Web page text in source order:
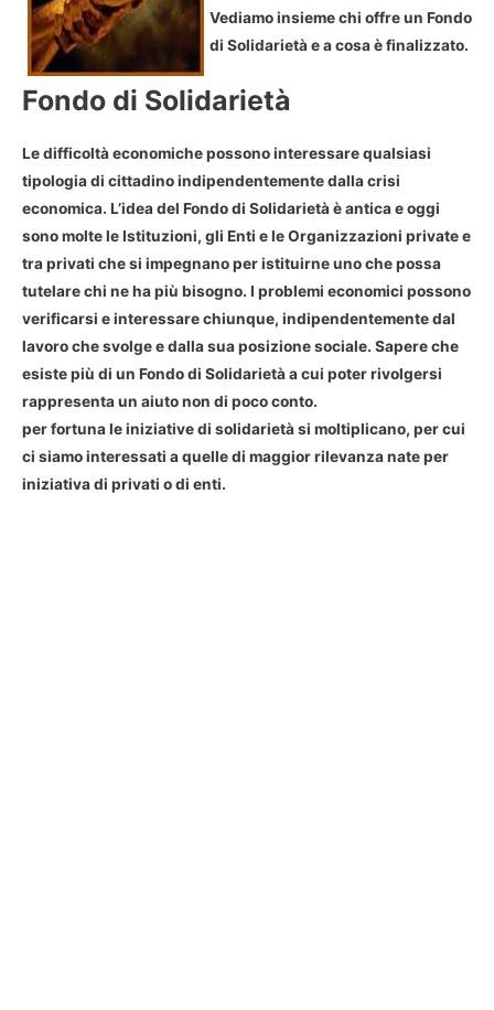
Vediamo insieme chi offre un Fondo
di Solidarietà e a cosa è finalizzato.
Fondo di Solidarietà
Le difficoltà economiche possono interessare qualsiasi
tipologia di cittadino indipendentemente dalla crisi
economica. L’idea del Fondo di Solidarietà è antica e oggi
sono molte le Istituzioni, gli Enti e le Organizzazioni private e
tra privati che si impegnano per istituirne uno che possa
tutelare chi ne ha più bisogno. I problemi economici possono
verificarsi e interessare chiunque, indipendentemente dal
lavoro che svolge e dalla sua posizione sociale. Sapere che
esiste più di un Fondo di Solidarietà a cui poter rivolgersi
rappresenta un aiuto non di poco conto.
per fortuna le iniziative di solidarietà si moltiplicano, per cui
ci siamo interessati a quelle di maggior rilevanza nate per
iniziativa di privati o di enti.